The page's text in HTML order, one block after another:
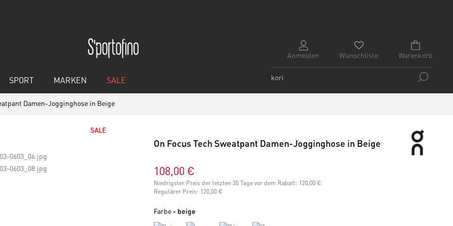
Anmelden Warenkorb
Wunschliste
SPORT MARKEN SALE
Damen-Jogginghose in Beige
SALE
On Focus Tech Sweatpant Damen-Jogginghose in Beige
108,00 €
Niedrigster Preis der letzten 30 Tage vor dem Rabatt: 120,00 €
Regulärer Preis: 120,00 €
Farbe - beige